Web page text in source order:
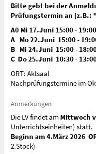
Bitte gebt bei der
Prüfungstermin an (z.B.:
A0 Mi 17.Juni 15:00 - 19:00
A Mo 22.Juni 15:00 -
B Mi 24.Juni 15:00 -
C Do 25.Juni 10:30 -
ORT: Aktsaal
Nachprüfungstermine im
Anmerkungen
Die LV findet am Mittwoch
Unterrichtseinheiten) statt.
Beginn am 4.März 2026
2.Stock)